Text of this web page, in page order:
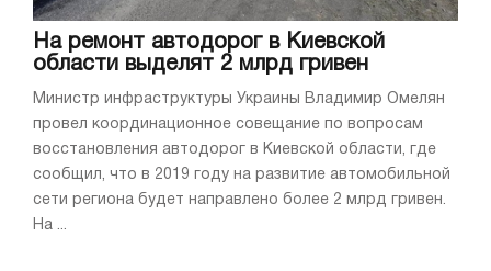
На ремонт автодорог в Киевской
области выделят 2 млрд гривен
Министр инфраструктуры Украины Владимир Омелян
провел координационное совещание по вопросам
восстановления автодорог в Киевской области, где
сообщил, что в 2019 году на развитие автомобильной
сети региона будет направлено более 2 млрд гривен.
На ...